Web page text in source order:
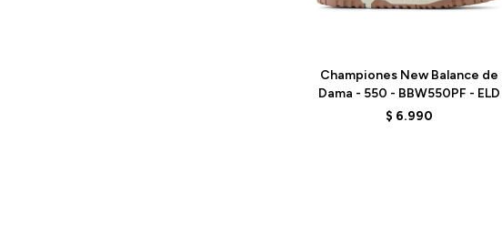
Championes New Balance de
Dama - 550 - BBW550PF - ELD
$ 6.990